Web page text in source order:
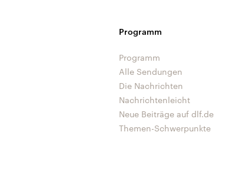
Programm
Programm
Alle Sendungen
Die Nachrichten
Nachrichtenleicht
Neue Beiträge auf dlf.de
Themen-Schwerpunkte